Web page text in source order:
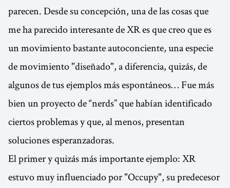
parecen. Desde su concepción, una de las cosas que
me ha parecido interesante de XR es que creo que es
un movimiento bastante autoconciente, una especie
de movimiento "diseñado", a diferencia, quizás, de
algunos de tus ejemplos más espontáneos… Fue más
bien un proyecto de “nerds” que habían identificado
ciertos problemas y que, al menos, presentan
soluciones esperanzadoras.
El primer y quizás más importante ejemplo: XR
estuvo muy influenciado por "Occupy", su predecesor